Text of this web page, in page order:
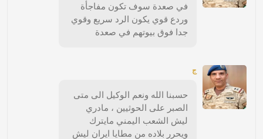
في صعدة سوف تكون مفاجأة
وردع قوي يكون الرد سريع وقوي
جدا فوق بيوتهم في صعدة
ج
حسبنا الله ونعم الوكيل الى متى
الصبر على الحوثيين ، مادري
ليش الشعب اليمني مايترك
ويحرر بلاده من مطايا ايران ليش